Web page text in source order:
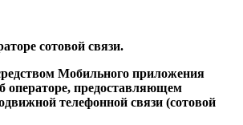
сотовой связи.
Мобильного приложения
операторе, предоставляющем
телефонной связи (сотовой